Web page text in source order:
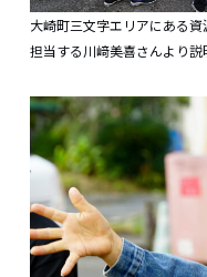
大崎町三文字エリアにある
担当する川﨑美喜さんより説